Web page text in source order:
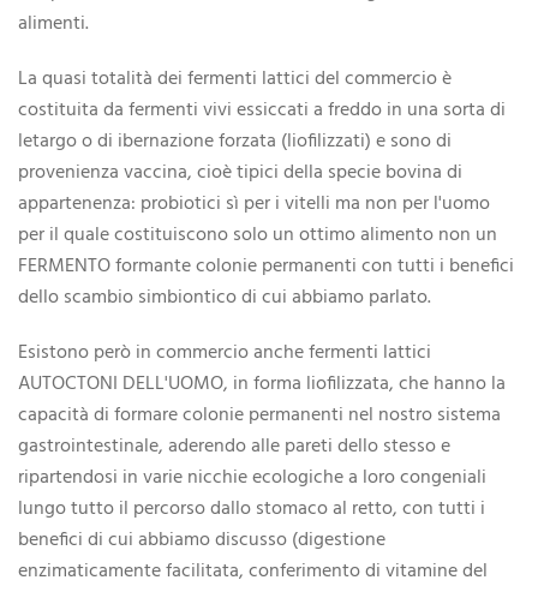
alimenti.
La quasi totalità dei fermenti lattici del commercio è
costituita da fermenti vivi essiccati a freddo in una sorta di
letargo o di ibernazione forzata (liofilizzati) e sono di
provenienza vaccina, cioè tipici della specie bovina di
appartenenza: probiotici sì per i vitelli ma non per l'uomo
per il quale costituiscono solo un ottimo alimento non un
FERMENTO formante colonie permanenti con tutti i benefici
dello scambio simbiontico di cui abbiamo parlato.
Esistono però in commercio anche fermenti lattici
AUTOCTONI DELL'UOMO, in forma liofilizzata, che hanno la
capacità di formare colonie permanenti nel nostro sistema
gastrointestinale, aderendo alle pareti dello stesso e
ripartendosi in varie nicchie ecologiche a loro congeniali
lungo tutto il percorso dallo stomaco al retto, con tutti i
benefici di cui abbiamo discusso (digestione
enzimaticamente facilitata, conferimento di vitamine del